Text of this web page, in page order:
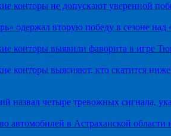
конторы не допускают уверенной
одержал вторую победу в сезоне
конторы выявили фаворита в игре
конторы выясняют, кто скатится
назвал четыре тревожных сигнала,
автомобилей в Астраханской области